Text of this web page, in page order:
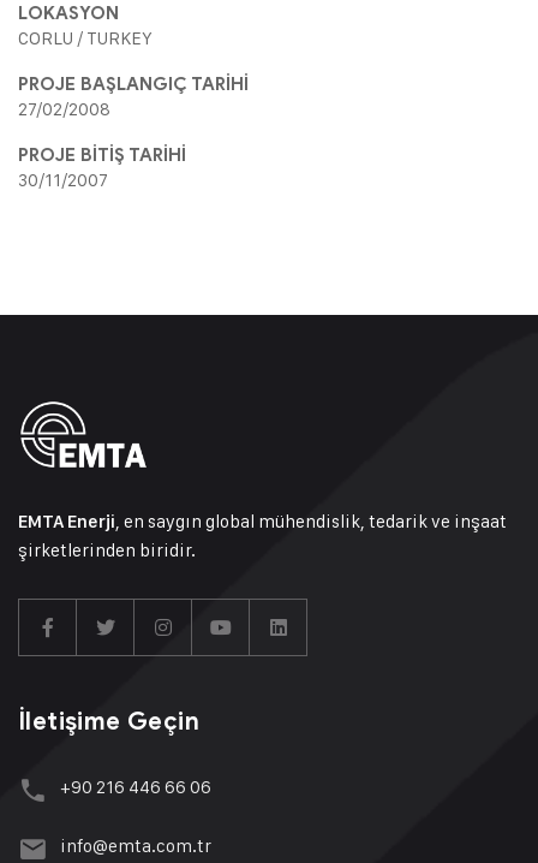
LOKASYON
CORLU / TURKEY
PROJE BAŞLANGIÇ TARİHİ
27/02/2008
PROJE BİTİŞ TARİHİ
30/11/2007
EMTA Enerji , en saygın global mühendislik, tedarik ve inşaat
şirketlerinden biridir.
İletişime Geçin
+90 216 446 66 06
info@emta.com.tr